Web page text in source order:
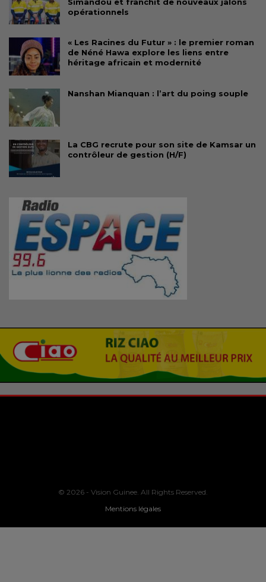
opérationnels
« Les Racines du Futur » : le premier roman
de Néné Hawa explore les liens entre
héritage africain et modernité
Nanshan Mianquan : l’art du poing souple
La CBG recrute pour son site de Kamsar un
contrôleur de gestion (H/F)
© 2026 - Vision Guinee. All Rights Reserved.
Mentions légales